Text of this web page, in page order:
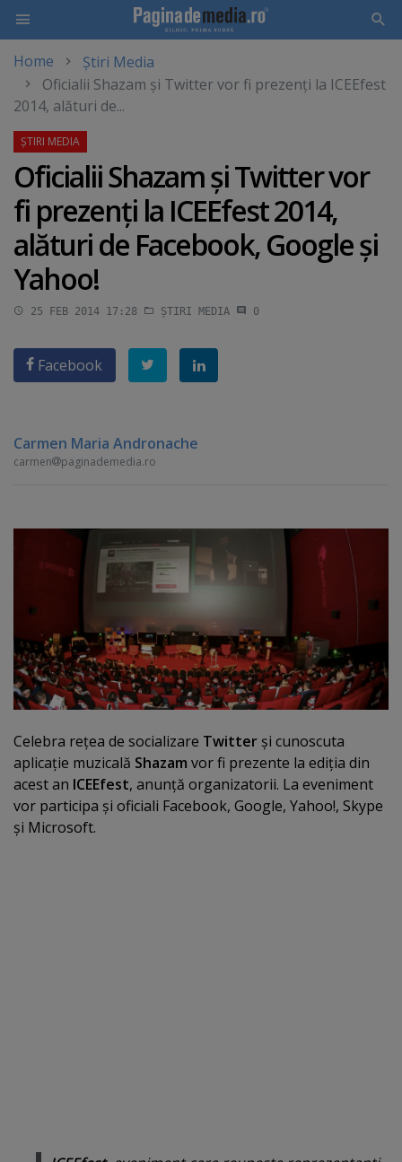
main
content
Home
Știri Media
Oficialii Shazam şi Twitter vor fi prezenţi la ICEEfest
2014, alături de...
Oficialii Shazam şi Twitter vor
fi prezenţi la ICEEfest 2014,
alături de Facebook, Google şi
Yahoo!
25 FEB 2014 17:28 ȘTIRI MEDIA 0
Facebook
Carmen Maria Andronache
carmen paginademedia.ro
Celebra reţea de socializare Twitter şi cunoscuta
aplicaţie muzicală Shazam vor fi prezente la ediţia din
acest an ICEEfest, anunţă organizatorii. La eveniment
vor participa şi oficiali Facebook, Google, Yahoo!, Skype
şi Microsoft.